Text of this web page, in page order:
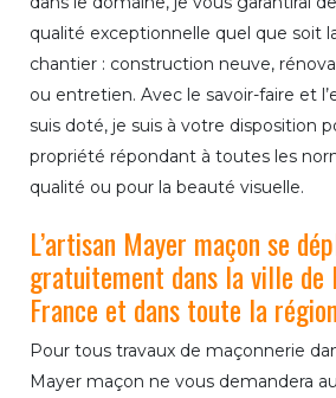
qualité exceptionnelle quel que soit
chantier : construction neuve,
ou entretien. Avec le savoir-faire et
suis doté, je suis à votre disposition
propriété répondant à toutes les
qualité ou pour la beauté visuelle.
L’artisan Mayer maçon se
gratuitement dans la ville de
France et dans toute la région
Pour tous travaux de maçonnerie
Mayer maçon ne vous demandera